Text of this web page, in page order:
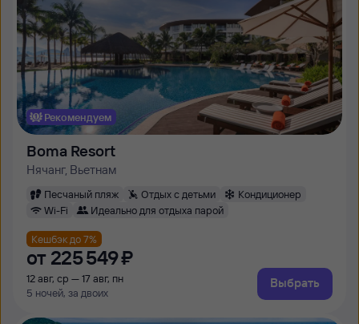
Рекомендуем
Boma Resort
Нячанг, Вьетнам
Песчаный пляж Отдых с детьми
Кондиционер
Wi-Fi
Идеально для отдыха парой
Кешбэк до 7%
от 225 ⁠549 ⁠₽
12 авг, ср — 17 авг, пн
5 ночей, за двоих
Выбрать